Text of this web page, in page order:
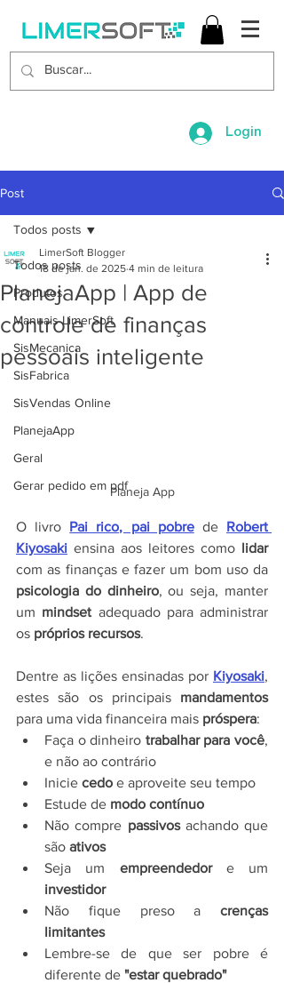
Login
Post
Todos posts
Produtos
Manuais LimerSoft
SisMecanica
SisFabrica
SisVendas Online
PlanejaApp
Geral
Gerar pedido em pdf
Todos posts
PlanejaApp | App de
controle de finanças
pessoais inteligente
LimerSoft Blogger
18 de jan. de 2025 4 min de leitura
Planeja App
O livro Pai rico, pai pobre de Robert
Kiyosaki ensina aos leitores como
lidar
psicologia do dinheiro, ou seja, manter
um mindset adequado para administrar
os próprios recursos.
Dentre as lições ensinadas por Kiyosaki,
estes são os principais mandamentos
para uma vida financeira mais próspera:
Faça o dinheiro trabalhar para você,
e não ao contrário
Inicie cedo e aproveite seu tempo
Estude de modo contínuo
Não compre passivos achando que
são ativos
Seja um empreendedor
investidor
Não fique preso a crenças
limitantes
Lembre-se de que ser pobre é
diferente de "estar quebrado"